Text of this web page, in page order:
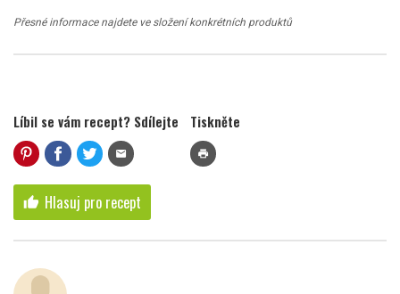
Přesné informace najdete ve složení konkrétních produktů
Líbil se vám recept? Sdílejte
mail
Tiskněte
print
thumb_up Hlasuj pro recept